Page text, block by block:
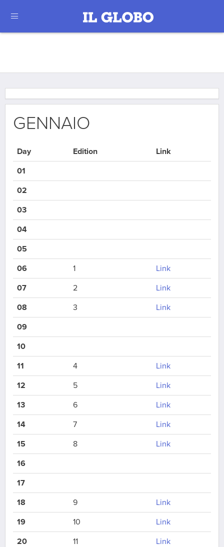
GENNAIO
Day Edition
Link
01
02
03
04
05
06
1
Link
07
2
Link
08
3
Link
09
10
11
4
Link
12
5
Link
13
6
Link
14
7
Link
15
8
Link
16
17
18
9
Link
19
10
Link
20
11
Link